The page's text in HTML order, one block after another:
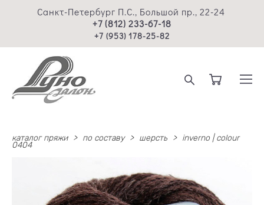
Санкт-Петербург П.С., Большой пр., 22-24
+7 (812) 233-67-18
+7 (953) 178-25-82
каталог пряжи > по составу > шерсть >
inverno | colour
0404